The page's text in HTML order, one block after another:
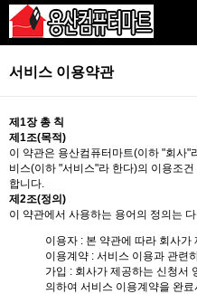
서비스 이용약관
제1장 총 칙
제1조(목적)
이 약관은 용산컴퓨터마트(이하 "회사"
비스(이하 "서비스"라 한다)의 이용조
합니다.
제2조(정의)
이 약관에서 사용하는 용어의 정의는
이용자 : 본 약관에 따라 회사
이용계약 : 서비스 이용과 관련
가입 : 회사가 제공하는 신청서
의하여 서비스 이용계약을 완료